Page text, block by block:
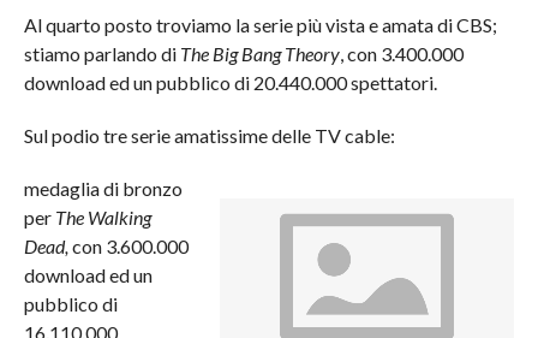
Al quarto posto troviamo la serie più vista e amata di CBS;
stiamo parlando di The Big Bang Theory, con 3.400.000
download ed un pubblico di 20.440.000 spettatori.
Sul podio tre serie amatissime delle TV cable:
medaglia di bronzo
per The Walking
Dead,con 3.600.000
download ed un
pubblico di
16.110.000